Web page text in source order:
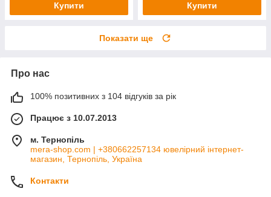
Купити Купити
Показати ще
Про нас
100% позитивних з 104 відгуків за рік
Працює з 10.07.2013
м. Тернопіль
mera-shop.com | +380662257134 ювелірний інтернет-
магазин, Тернопіль, Україна
Контакти